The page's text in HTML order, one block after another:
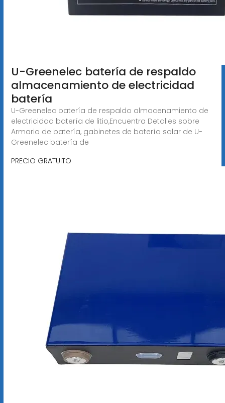
U-Greenelec batería de respaldo
almacenamiento de electricidad
batería
U-Greenelec batería de respaldo almacenamiento de
electricidad batería de litio,Encuentra Detalles sobre
Armario de batería, gabinetes de batería solar de U-
Greenelec batería de
PRECIO GRATUITO